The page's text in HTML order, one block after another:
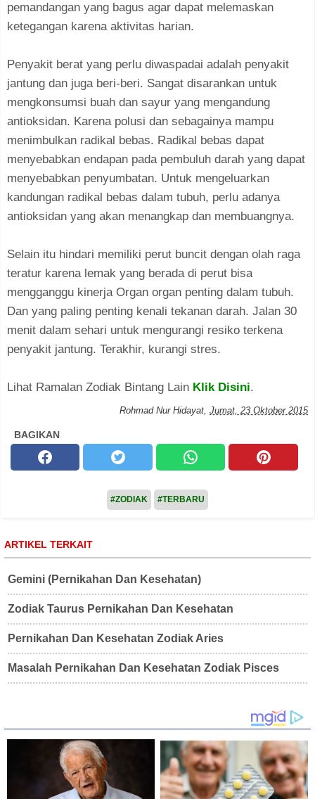
pemandangan yang bagus agar dapat melemaskan
ketegangan karena aktivitas harian.
Penyakit berat yang perlu diwaspadai adalah penyakit
jantung dan juga beri-beri. Sangat disarankan untuk
mengkonsumsi buah dan sayur yang mengandung
antioksidan. Karena polusi dan sebagainya mampu
menimbulkan radikal bebas. Radikal bebas dapat
menyebabkan endapan pada pembuluh darah yang dapat
menyebabkan penyumbatan. Untuk mengeluarkan
kandungan radikal bebas dalam tubuh, perlu adanya
antioksidan yang akan menangkap dan membuangnya.
Selain itu hindari memiliki perut buncit dengan olah raga
teratur karena lemak yang berada di perut bisa
mengganggu kinerja Organ organ penting dalam tubuh.
Dan yang paling penting kenali tekanan darah. Jalan 30
menit dalam sehari untuk mengurangi resiko terkena
penyakit jantung. Terakhir, kurangi stres.
Lihat Ramalan Zodiak Bintang Lain Klik Disini.
Rohmad Nur Hidayat, Jumat, 23 Oktober 2015
BAGIKAN
#ZODIAK #TERBARU
ARTIKEL TERKAIT
Gemini (Pernikahan Dan Kesehatan)
Zodiak Taurus Pernikahan Dan Kesehatan
Pernikahan Dan Kesehatan Zodiak Aries
Masalah Pernikahan Dan Kesehatan Zodiak Pisces